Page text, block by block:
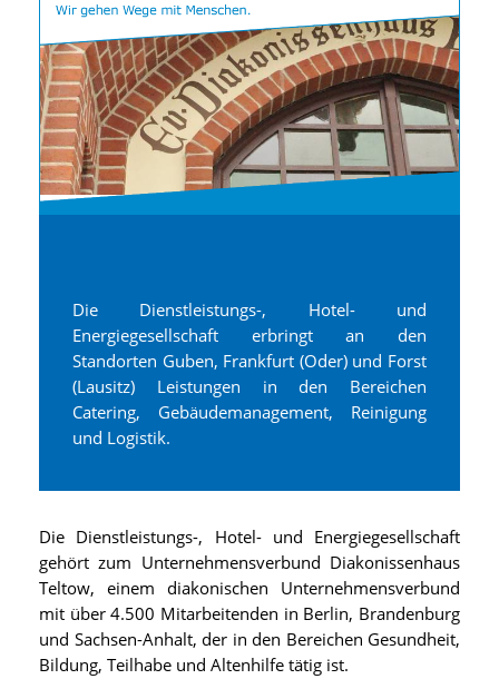
Die Dienstleistungs-, Hotel- und
Energiegesellschaft erbringt an den
Standorten Guben, Frankfurt (Oder) und Forst
(Lausitz) Leistungen in den Bereichen
Catering, Gebäudemanagement, Reinigung
und Logistik.
Die Dienstleistungs-, Hotel- und Energiegesellschaft
gehört zum Unternehmensverbund Diakonissenhaus
Teltow, einem diakonischen Unternehmensverbund
mit über 4.500 Mitarbeitenden in Berlin, Brandenburg
und Sachsen-Anhalt, der in den Bereichen Gesundheit,
Bildung, Teilhabe und Altenhilfe tätig ist.